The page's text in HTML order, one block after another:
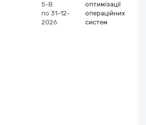
5-В
по 31-12-
2026
оптимізації
операційних
систем